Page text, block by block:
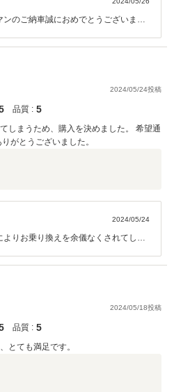
のご納車誠におめでとうございま
ーライフをお送り頂ければ幸いで
非当店へご連絡頂ければと思いま
2024/05/24投稿
品質 : 5
しまうため、購入を決めました。 希望通
がとうございました。
2024/05/24
よりお乗り換えを余儀なくされてしま
引き続きよろしくお願いいたしま
2024/05/18投稿
品質 : 5
とても満足です。